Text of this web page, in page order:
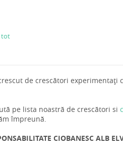
tot
de crescători experimentați
pe lista noastră de crescători si
împreună.
CIOBANESC ALB